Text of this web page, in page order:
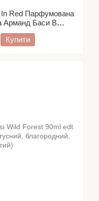
In Red Парфумована
Арманд Баси В
Купити